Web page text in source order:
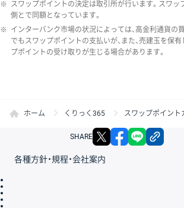
※ スワップポイントの決定は取引所が行います。スワッ
側とで同額となっています。
※ インターバンク市場の状況によっては、高金利通貨の
でもスワップポイントの支払いが、また、売建玉を保
プポイントの受け取りが生じる場合があります。
ホーム くりっく365 スワップポイント
SHARE X facebook
各種方針・規程・会社案内